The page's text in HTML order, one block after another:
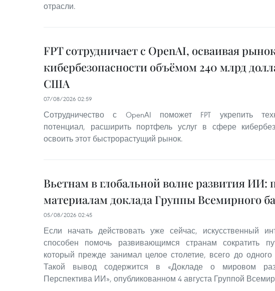
отрасли.
FPT сотрудничает с OpenAI, осваивая
кибербезопасности объёмом 240 млрд
США
07/08/2026 02:59
Сотрудничество с OpenAI поможет FPT укрепить
потенциал, расширить портфель услуг в сфере
освоить этот быстрорастущий рынок.
Вьетнам в глобальной волне развития ИИ:
материалам доклада Группы Всемирного
05/08/2026 02:45
Если начать действовать уже сейчас, искусственный
способен помочь развивающимся странам сократить
который прежде занимал целое столетие, всего до одного
Такой вывод содержится в «Докладе о мировом
Перспектива ИИ», опубликованном 4 августа Группой